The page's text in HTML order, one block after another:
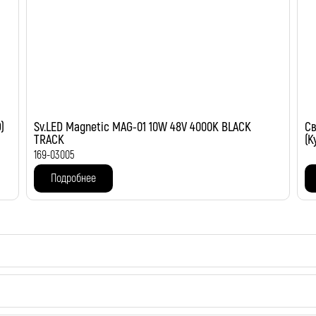
Sv.LED Magnetic MAG-01 10W 48V 4000K BLACK
TRACK
169-03005
Подробнее